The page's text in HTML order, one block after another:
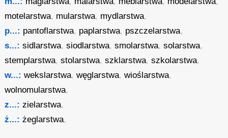
motelarstwa, mularstwa, mydlarstwa,
p...: pantoflarstwa, paplarstwa, pszczelarstwa,
s...: sidlarstwa,siodlarstwa,smolarstwa,solarstwa,
stemplarstwa,stolarstwa,szklarstwa,szkolarstwa,
w...: wekslarstwa,węglarstwa,wioślarstwa,
wolnomularstwa,
z...: zielarstwa,
ż...: żeglarstwa,